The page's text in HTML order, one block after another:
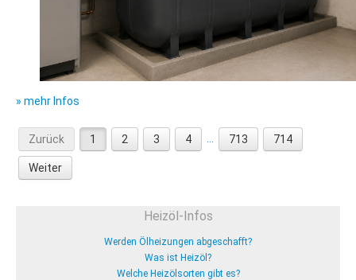
» mehr Infos
Zurück 1 2 3 4 713 714
Weiter
Heizöl-Infos
Werden Ölheizungen abgeschafft?
Was ist Heizöl?
Welche Heizölsorten gibt es?